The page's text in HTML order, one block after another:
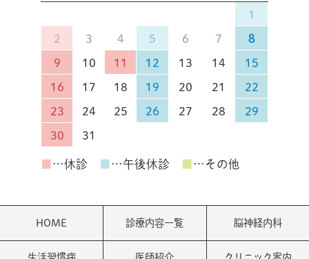
1
2 3 4 5 6 7 8
9 10 11 12 13 14 15
16 17 18 19 20 21 22
23 24 25 26 27 28 29
30 31
…休診 …午後休診 …その他
HOME 診療内容一覧 脳神経内科